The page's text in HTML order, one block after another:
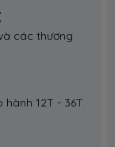
các thương
hành 12T - 36T.